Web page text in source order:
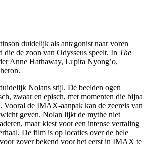
duidelijk als antagonist naar voren
die de zoon van Odysseus speelt. In The
Anne Hathaway, Lupita Nyong’o,
Nolans stijl. De beelden ogen
zwaar en episch, met momenten die bijna
Vooral de IMAX-aanpak kan de zeereis van
geven. Nolan lijkt de mythe niet
maar kiest voor een intense vertaling
De film is op locaties over de hele
zover bekend voor het eerst in IMAX te